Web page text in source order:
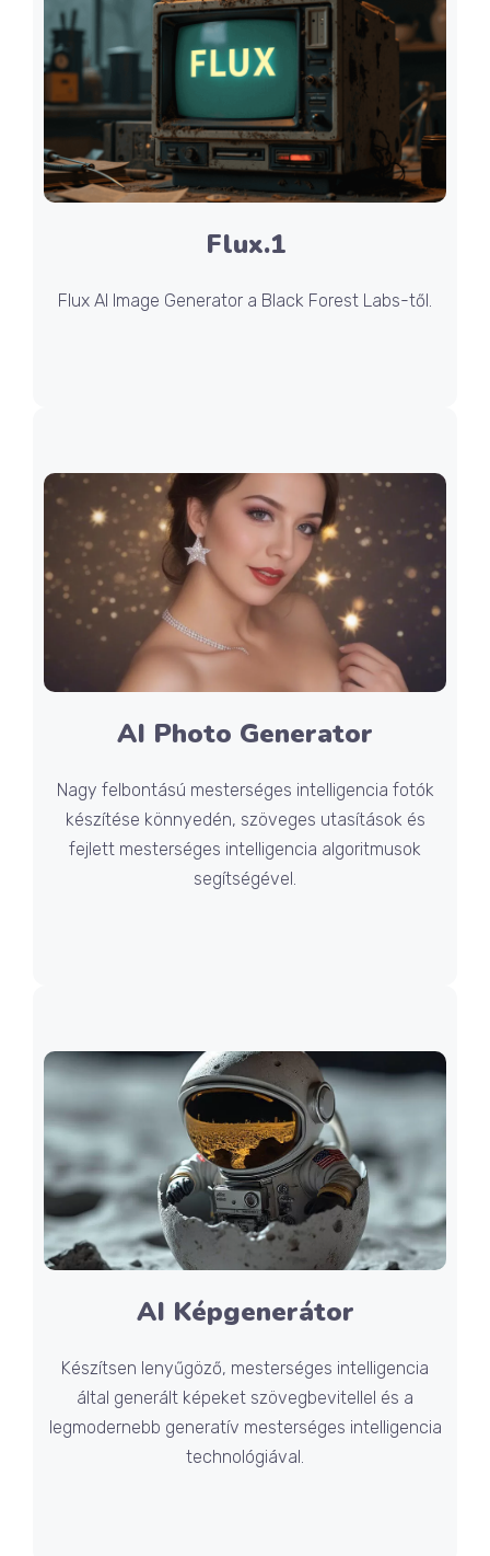
Flux.1
Flux AI Image Generator a Black Forest Labs-től.
AI Photo Generator
Nagy felbontású mesterséges intelligencia fotók
készítése könnyedén, szöveges utasítások és
fejlett mesterséges intelligencia algoritmusok
segítségével.
AI Képgenerátor
Készítsen lenyűgöző, mesterséges intelligencia
által generált képeket szövegbevitellel és a
legmodernebb generatív mesterséges intelligencia
technológiával.